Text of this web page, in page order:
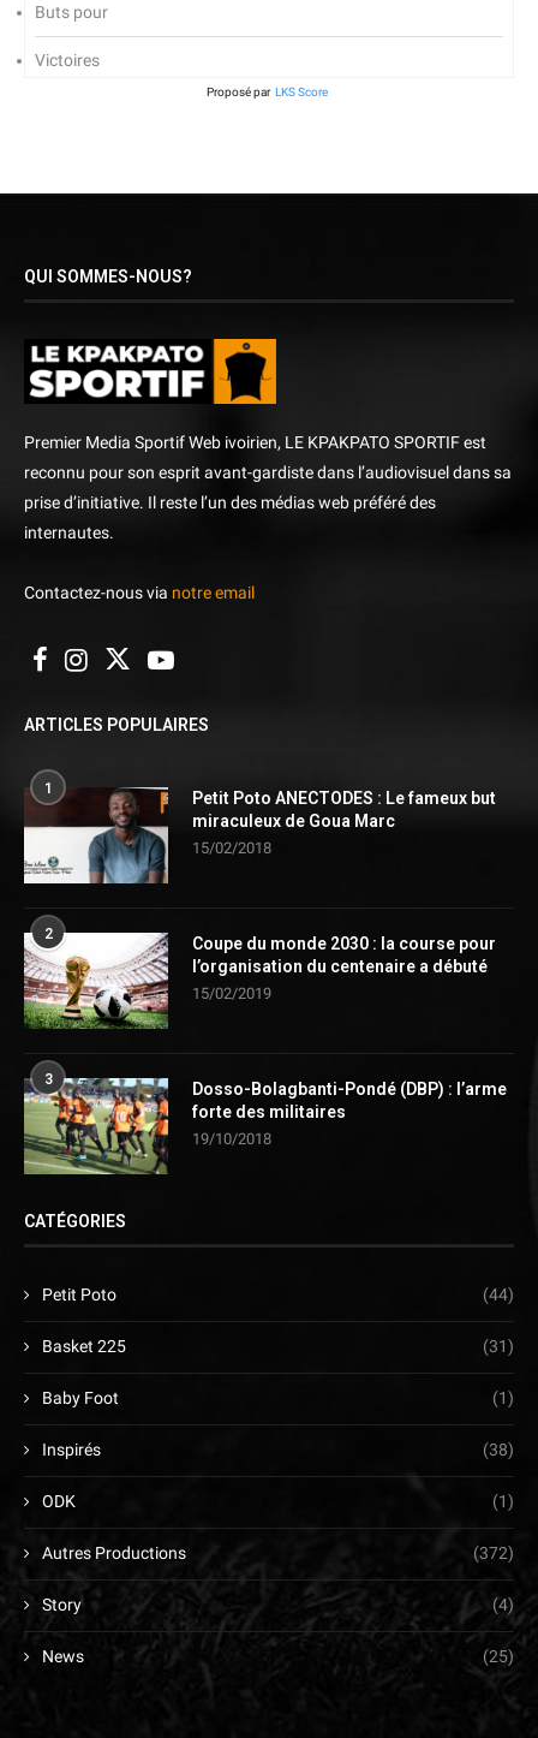
Buts pour
Victoires
Proposé par LKS Score
QUI SOMMES-NOUS?
Premier Media Sportif Web ivoirien, LE KPAKPATO SPORTIF est
reconnu pour son esprit avant-gardiste dans l’audiovisuel dans sa
prise d’initiative. Il reste l’un des médias web préféré des
internautes.
Contactez-nous via notre email
ARTICLES POPULAIRES
1
Petit Poto ANECTODES : Le fameux but
miraculeux de Goua Marc
15/02/2018
2
Coupe du monde 2030 : la course pour
l’organisation du centenaire a débuté
15/02/2019
3
Dosso-Bolagbanti-Pondé (DBP) : l’arme
forte des militaires
19/10/2018
CATÉGORIES
Petit Poto (44)
Basket 225 (31)
Baby Foot (1)
Inspirés (38)
ODK (1)
Autres Productions (372)
Story (4)
News (25)